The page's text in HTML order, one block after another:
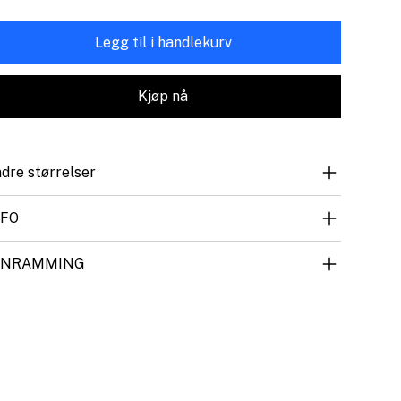
Legg til i handlekurv
Kjøp nå
størrelser